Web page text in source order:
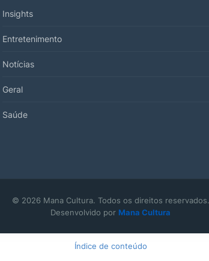
Insights
Entretenimento
Notícias
Geral
Saúde
© 2026 Mana Cultura. Todos os direitos reservados.
Desenvolvido por Mana Cultura
Índice de conteúdo